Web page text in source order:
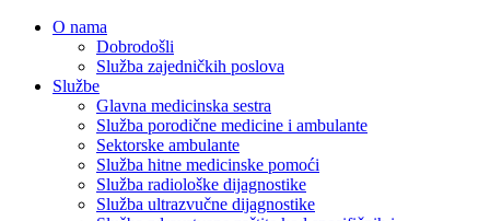
O nama
Dobrodošli
Služba zajedničkih poslova
Službe
Glavna medicinska sestra
Služba porodične medicine i ambulante
Sektorske ambulante
Služba hitne medicinske pomoći
Služba radiološke dijagnostike
Služba ultrazvučne dijagnostike